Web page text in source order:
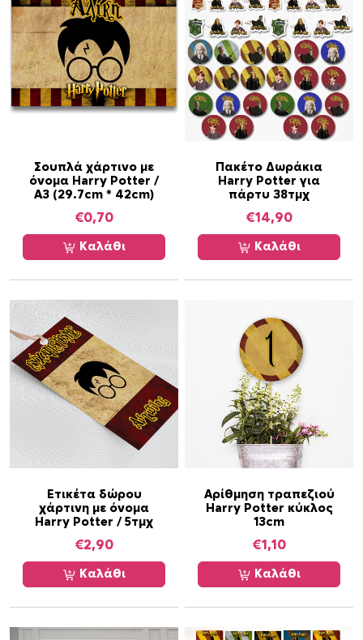
τ
α
π
ο
σ
ό
Σουπλά χάρτινο με
όνομα Harry Potter /
Α3 (29.7cm * 42cm)
€0,70
Καλάθι
Πακέτο Δωράκια
Harry Potter για
πάρτυ 38τμχ
€14,90
Καλάθι
Ετικέτα δώρου
χάρτινη με όνομα
Harry Potter / 5τμχ
€2,90
Καλάθι
Αρίθμηση τραπεζιού
Harry Potter κύκλος
13cm
€1,10
Καλάθι